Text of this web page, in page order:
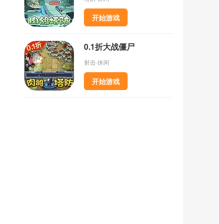
开始游戏
0.1折大战僵尸
射击·休闲
开始游戏